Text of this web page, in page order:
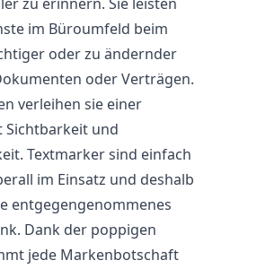
im Büroumfeld beim
oder zu ändernder
oder Verträgen.
verleihen sie einer
Sichtbarkeit und
Textmarker sind einfach
im Einsatz und deshalb
entgegengenommenes
Dank der poppigen
jede Markenbotschaft